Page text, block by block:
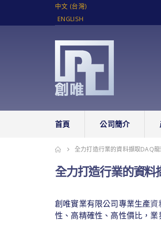
中文 (台灣)
ENGLISH
首頁 公司簡介
全力打造行業的資料擷取DAQ
全力打造行業的資料
創唯實業有限公司專業生產資
性、高精確性、高性價比，